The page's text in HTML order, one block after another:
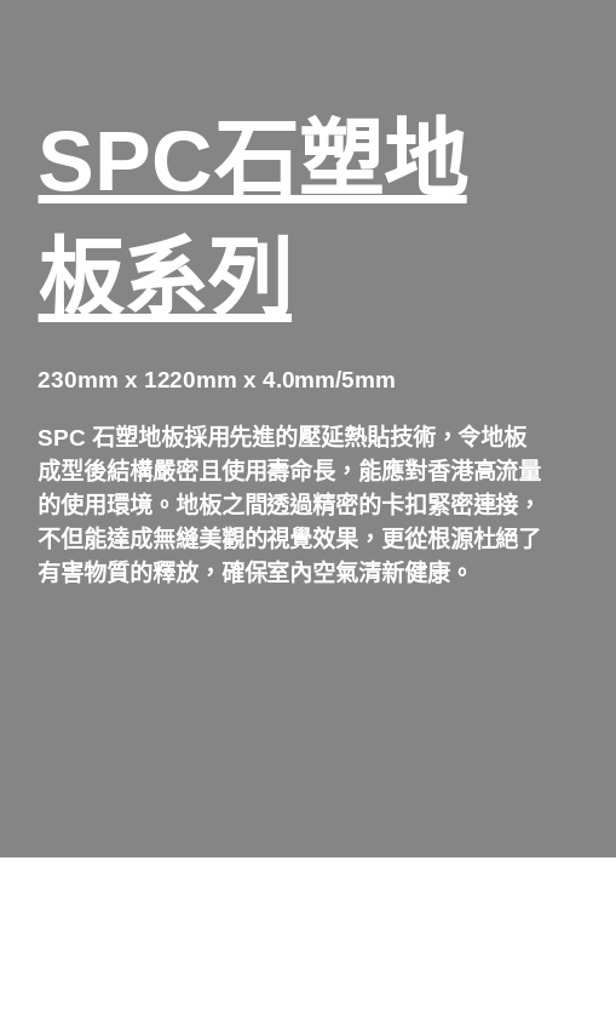
SPC石塑地
板系列
230mm x 1220mm x 4.0mm/5mm
SPC 石塑地板採用先進的壓延熱貼技術，令地板
成型後結構嚴密且使用壽命長，能應對香港高流量
的使用環境。地板之間透過精密的卡扣緊密連接，
不但能達成無縫美觀的視覺效果，更從根源杜絕了
有害物質的釋放，確保室內空氣清新健康。